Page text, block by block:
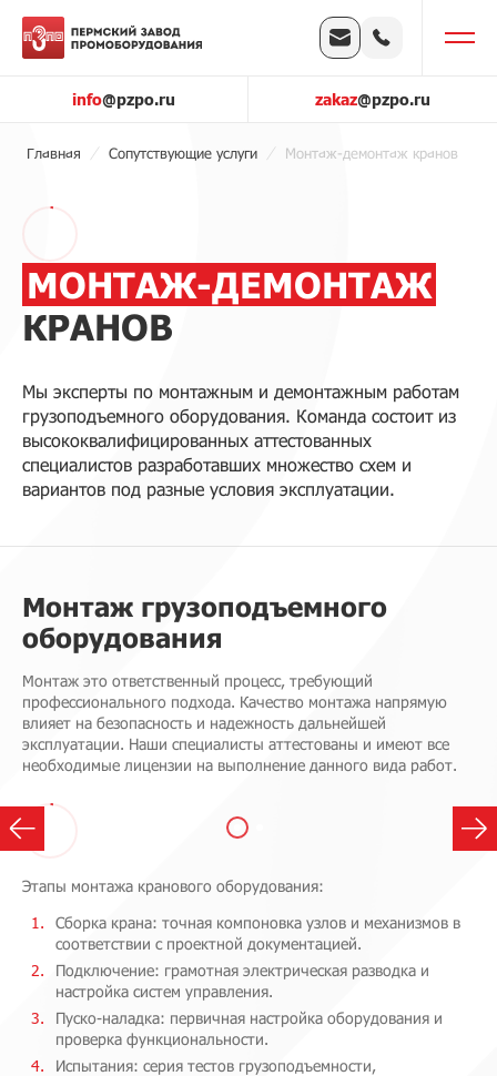
info@pzpo.ru zakaz@pzpo.ru
Главная Сопутствующие услуги Монтаж-демонтаж кранов
МОНТАЖ-ДЕМОНТАЖ
КРАНОВ
Мы эксперты по монтажным и демонтажным работам
грузоподъемного оборудования. Команда состоит из
высококвалифицированных аттестованных
специалистов разработавших множество схем и
вариантов под разные условия эксплуатации.
Монтаж грузоподъемного
оборудования
Монтаж это ответственный процесс, требующий
профессионального подхода. Качество монтажа напрямую
влияет на безопасность и надежность дальнейшей
эксплуатации. Наши специалисты аттестованы и имеют все
необходимые лицензии на выполнение данного вида работ.
Этапы монтажа кранового оборудования:
Сборка крана: точная компоновка узлов и механизмов в
соответствии с проектной документацией.
Подключение: грамотная электрическая разводка и
настройка систем управления.
Пуско-наладка: первичная настройка оборудования и
проверка функциональности.
Испытания: серия тестов грузоподъемности,